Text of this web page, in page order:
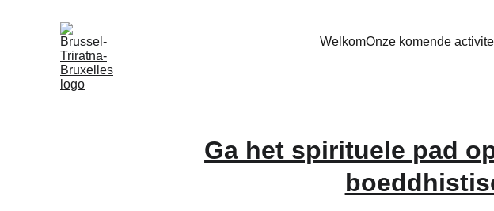
WelkomOnze komende
Ga het spirituele pad